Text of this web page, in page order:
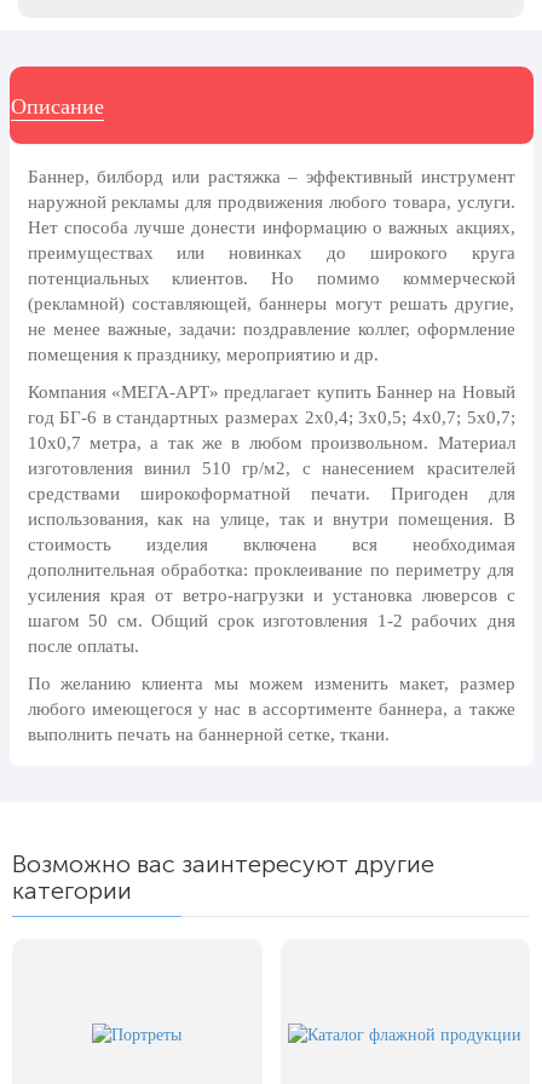
27 марта, День театра
1 апреля, День смеха
благоустройству
День геолога (первое воскресенье
апреля)
Светлая Пасха
12 апреля, День космонавтики
18 апреля, Дни исторического и
1 мая, праздник Весны и Труда
6 мая, День герба и флага города
Москвы
9 мая, День Победы
24 мая, День славянской
письменности и культуры
28 мая, День пограничника
8 июня, День социального работника
Выпускной для школ и ВУЗов
8 июля, День Семьи Любви и
Описание
Баннер, билборд или растяжка – эффективный инструмент
наружной рекламы для продвижения любого товара, услуги.
Нет способа лучше донести информацию о важных акциях,
преимуществах или новинках до широкого круга
потенциальных клиентов. Но помимо коммерческой
(рекламной) составляющей, баннеры могут решать другие,
не менее важные, задачи: поздравление коллег, оформление
помещения к празднику, мероприятию и др.
Компания «МЕГА-АРТ» предлагает купить Баннер на Новый
год БГ-6 в стандартных размерах 2х0,4; 3х0,5; 4х0,7; 5х0,7;
10х0,7 метра, а так же в любом произвольном. Материал
изготовления винил 510 гр/м2, с нанесением красителей
средствами широкоформатной печати. Пригоден для
использования, как на улице, так и внутри помещения. В
стоимость изделия включена вся необходимая
дополнительная обработка: проклеивание по периметру для
усиления края от ветро-нагрузки и установка люверсов с
шагом 50 см. Общий срок изготовления 1-2 рабочих дня
после оплаты.
По желанию клиента мы можем изменить макет, размер
любого имеющегося у нас в ассортименте баннера, а также
выполнить печать на баннерной сетке, ткани.
Возможно вас заинтересуют другие
категории